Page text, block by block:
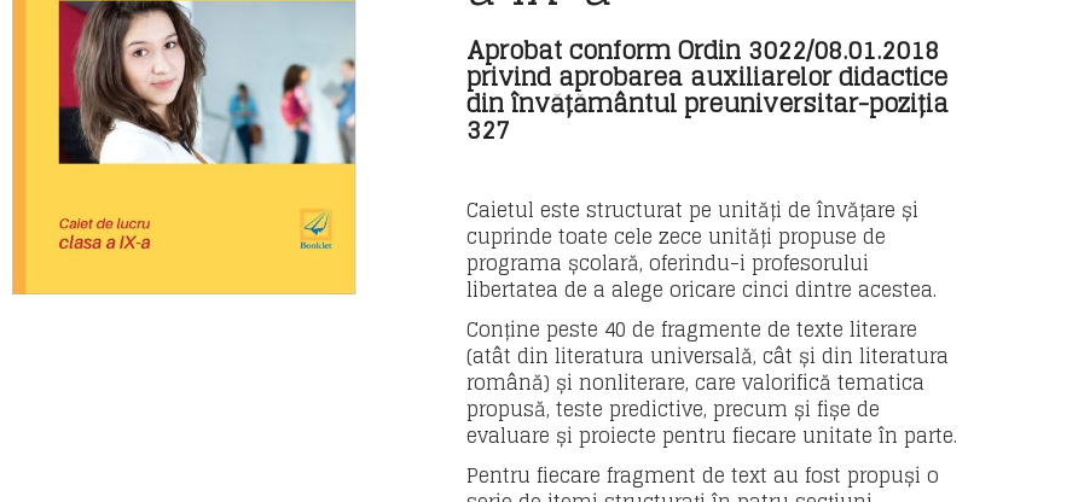
Aprobat conform Ordin 3022/08.01.2018
privind aprobarea auxiliarelor didactice
din învățământul preuniversitar-poziția
327
Caietul este structurat pe unități de învățare și
cuprinde toate cele zece unități propuse de
programa școlară, oferindu-i profesorului
libertatea de a alege oricare cinci dintre acestea.
Conține peste 40 de fragmente de texte literare
(atât din literatura universală, cât și din literatura
română) și nonliterare, care valorifică tematica
propusă, teste predictive, precum și fișe de
evaluare și proiecte pentru fiecare unitate în parte.
Pentru fiecare fragment de text au fost propuși o